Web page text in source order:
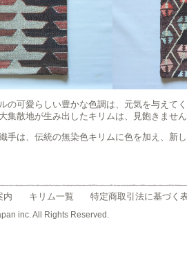
の可愛らしい豊かな色調は、元気を与えて
集散地が生み出したキリムは、見飽きません
手は、伝統の無染色キリムに色を加え、新
内 キリム一覧 特定商取引法に基づく
inc. All Rights Reserved.